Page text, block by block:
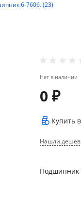
6-7606. (23)
Нет в наличии
0 ₽
Купить
Нашли
Подшипник